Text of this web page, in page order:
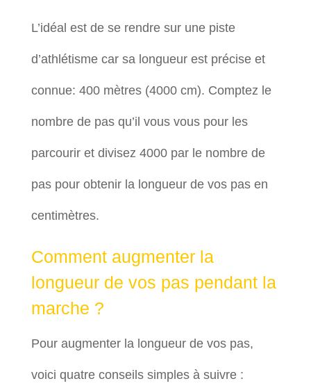
L’idéal est de se rendre sur une piste
d’athlétisme car sa longueur est précise et
connue: 400 mètres (4000 cm). Comptez le
nombre de pas qu’il vous vous pour les
parcourir et divisez 4000 par le nombre de
pas pour obtenir la longueur de vos pas en
centimètres.
Comment augmenter la
longueur de vos pas pendant la
marche ?
Pour augmenter la longueur de vos pas,
voici quatre conseils simples à suivre :